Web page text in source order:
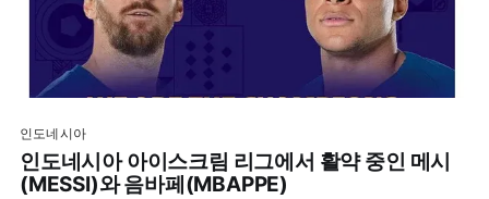
인도네시아
인도네시아 아이스크림 리그에서 활약 중인 메시
(MESSI)와 음바페(MBAPPE)